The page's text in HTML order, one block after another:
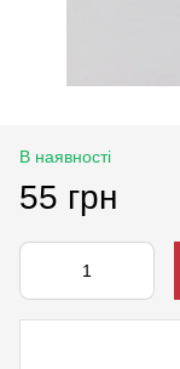
В наявності
55 грн